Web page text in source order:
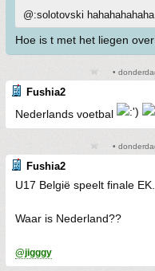
@:solotovski hahahahahaha
Hoe is t met het liegen
•
Fushia2
Nederlands voetbal
•
Fushia2
U17 België speelt finale EK.
Waar is Nederland??
@jigggy